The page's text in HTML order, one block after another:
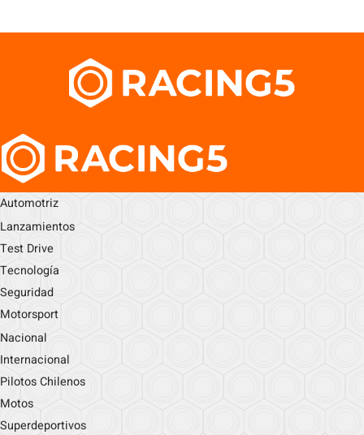
Automotriz
Lanzamientos
Test Drive
Tecnología
Seguridad
Motorsport
Nacional
Internacional
Pilotos Chilenos
Motos
Superdeportivos